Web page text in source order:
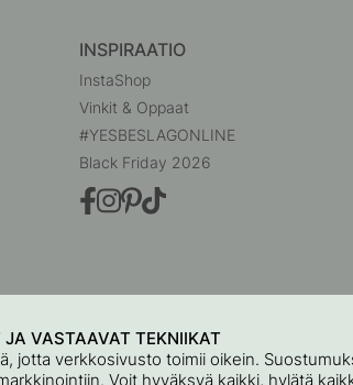
INSPIRAATIO
InstaShop
Vinkit & Oppaat
#YESBESLAGONLINE
Black Friday 2026
JA VASTAAVAT TEKNIIKAT
jotta verkkosivusto toimii oikein.
Voit hyväksyä kaikki, hylätä